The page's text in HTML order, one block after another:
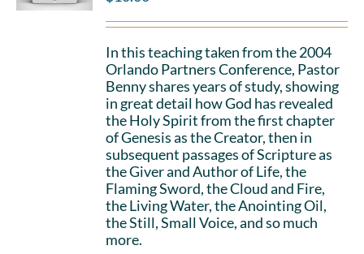
In this teaching taken from the 2004
Orlando Partners Conference, Pastor
Benny shares years of study, showing
in great detail how God has revealed
the Holy Spirit from the first chapter
of Genesis as the Creator, then in
subsequent passages of Scripture as
the Giver and Author of Life, the
Flaming Sword, the Cloud and Fire,
the Living Water, the Anointing Oil,
the Still, Small Voice, and so much
more.